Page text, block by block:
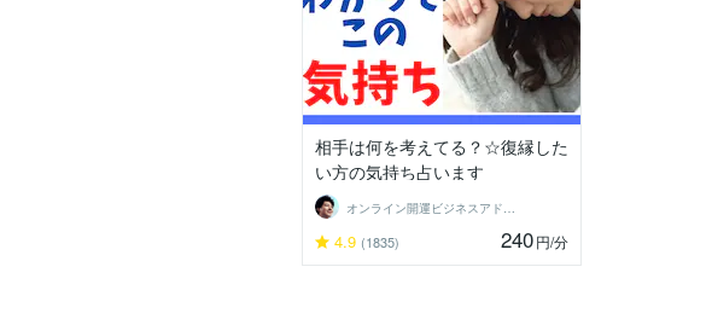
相手は何を考えてる？☆復縁した
い方の気持ち占います
オンライン開運ビジネスアドバイザー＠志念
4.9 (1835) 240円/分